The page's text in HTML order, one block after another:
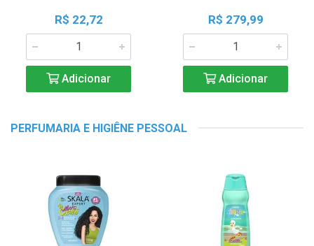
R$ 22,72
Adicionar
R$ 279,99
Adicionar
PERFUMARIA E HIGIÊNE PESSOAL